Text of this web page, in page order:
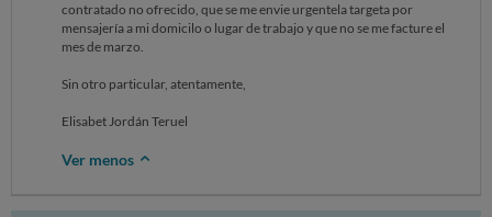
contratado no ofrecido, que se me envie urgentela targeta por
mensajería a mi domicilo o lugar de trabajo y que no se me facture el
mes de marzo.
Sin otro particular, atentamente,
Elisabet Jordán Teruel
Ver menos